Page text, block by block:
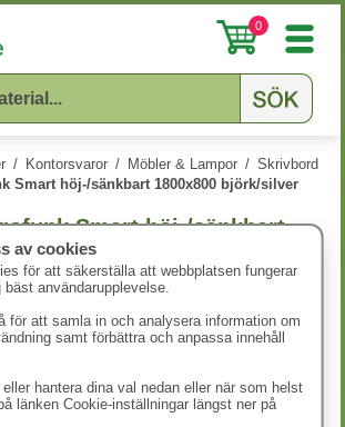
0
/ Kontorsvaror / Möbler & Lampor / Skrivbord
Smart höj-/sänkbart 1800x800 björk/silver
Smart höj-/sänkbart
silver
av cookies
för att säkerställa att webbplatsen fungerar
bäst användarupplevelse.
för att samla in och analysera information om
samt förbättra och anpassa innehåll
hantera dina val nedan eller när som helst
länken Cookie-inställningar längst ner på